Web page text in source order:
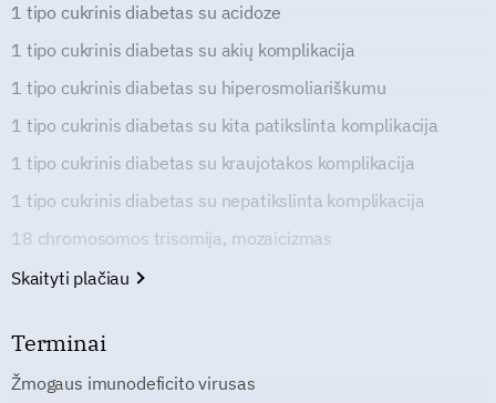
1 tipo cukrinis diabetas su acidoze
1 tipo cukrinis diabetas su akių komplikacija
1 tipo cukrinis diabetas su hiperosmoliariškumu
1 tipo cukrinis diabetas su kita patikslinta komplikacija
1 tipo cukrinis diabetas su kraujotakos komplikacija
1 tipo cukrinis diabetas su nepatikslinta komplikacija
18 chromosomos trisomija, mozaicizmas
Skaityti plačiau
Terminai
Žmogaus imunodeficito virusas